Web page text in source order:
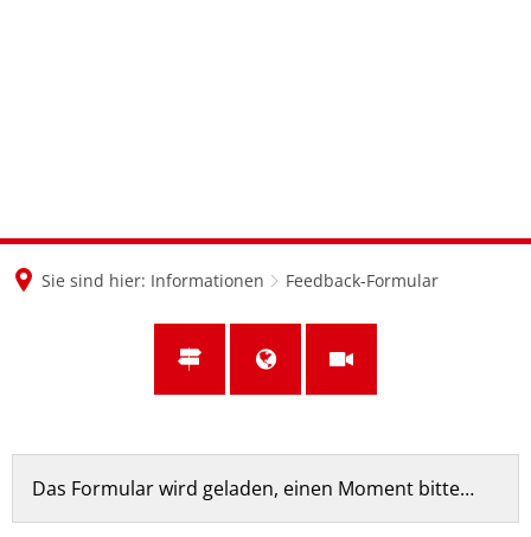
Sie sind hier: Informationen Feedback-Formular
Feedback-
Formular
Das Formular wird geladen, einen Moment bitte…